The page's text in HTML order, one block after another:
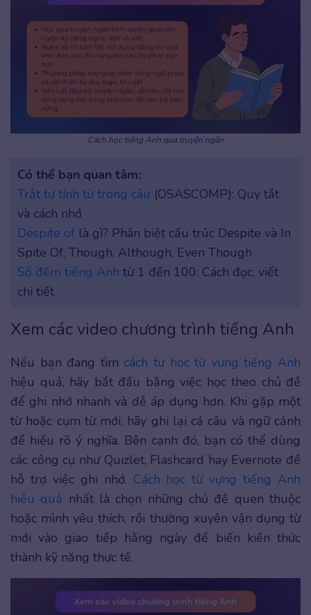
Cách học tiếng Anh qua truyện ngắn
Có thể bạn quan tâm:
Trật tự tính từ trong câu (OSASCOMP): Quy tắt
và cách nhớ
Despite of là gì? Phân biệt cấu trúc Despite và In
Spite Of, Though, Although, Even Though
Số đếm tiếng Anh từ 1 đến 100: Cách đọc, viết
chi tiết
Xem các video chương trình tiếng Anh
Nếu bạn đang tìm cách tự học từ vựng tiếng Anh
hiệu quả, hãy bắt đầu bằng việc học theo chủ đề
để ghi nhớ nhanh và dễ áp dụng hơn. Khi gặp một
từ hoặc cụm từ mới, hãy ghi lại cả câu và ngữ cảnh
để hiểu rõ ý nghĩa. Bên cạnh đó, bạn có thể dùng
các công cụ như Quizlet, Flashcard hay Evernote để
hỗ trợ việc ghi nhớ. Cách học từ vựng tiếng Anh
hiệu quả nhất là chọn những chủ đề quen thuộc
hoặc mình yêu thích, rồi thường xuyên vận dụng từ
mới vào giao tiếp hằng ngày để biến kiến thức
thành kỹ năng thực tế.